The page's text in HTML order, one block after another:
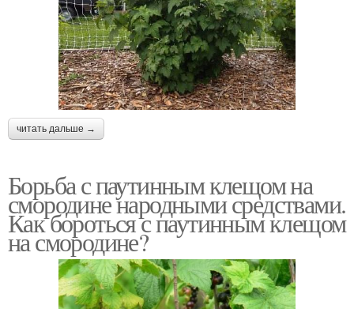
читать дальше →
Борьба с паутинным клещом на
смородине народными средствами.
Как бороться с паутинным клещом
на смородине?